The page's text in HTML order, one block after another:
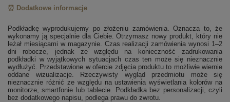
⏰ Dodatkowe informacje
Podkładkę wyprodukujemy po złożeniu zamówienia. Oznacza to, że
wykonamy ją specjalnie dla Ciebie. Otrzymasz nowy produkt, który nie
leżał miesiącami w magazynie. Czas realizacji zamówienia wynosi 1–2
dni robocze, jednak ze względu na konieczność zadrukowania
podkładki w wyjątkowych sytuacjach czas ten może się nieznacznie
wydłużyć. Przedstawione w ofercie zdjęcia produktu to możliwie wiernie
oddane wizualizacje. Rzeczywisty wygląd przedmiotu może się
nieznacznie różnić ze względu na ustawienia wyświetlania kolorów na
monitorze, smartfonie lub tablecie. Podkładka bez personalizacji, czyli
bez dodatkowego napisu, podlega prawu do zwrotu.